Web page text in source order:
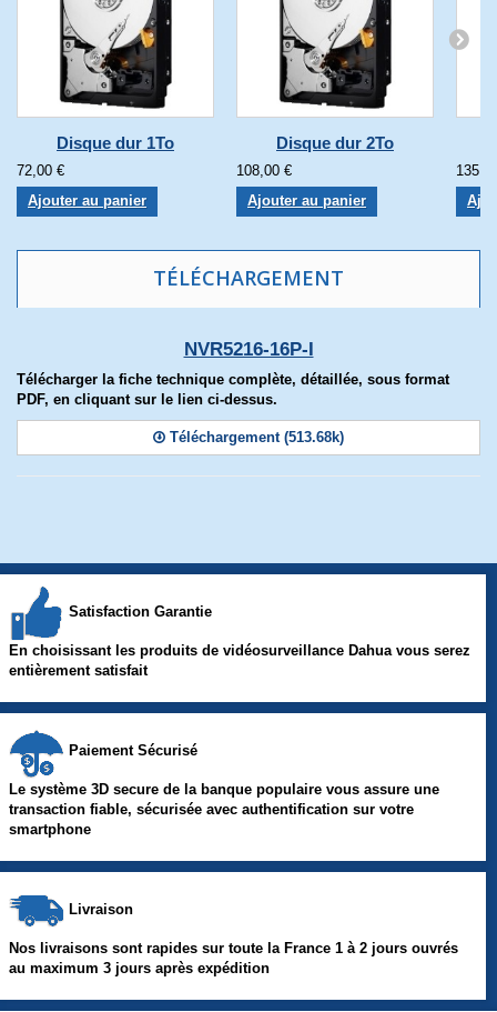
Disque dur 1To
72,00 €
Ajouter au panier
Disque dur 2To
108,00 €
Ajouter au panier
TÉLÉCHARGEMENT
NVR5216-16P-I
Télécharger la fiche technique complète, détaillée, sous format
PDF, en cliquant sur le lien ci-dessus.
Téléchargement (513.68k)
Satisfaction Garantie
En choisissant les produits de vidéosurveillance Dahua vous serez
entièrement satisfait
Paiement Sécurisé
Le système 3D secure de la banque populaire vous assure une
transaction fiable, sécurisée avec authentification sur votre
smartphone
Livraison
Nos livraisons sont rapides sur toute la France 1 à 2 jours ouvrés
au maximum 3 jours après expédition